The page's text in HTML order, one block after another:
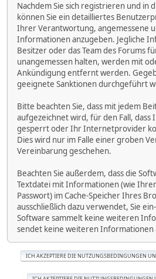
Nachdem Sie sich registrieren und in
können Sie ein detailliertes
Ihrer Verantwortung, angemessene
Informationen anzugeben. Jegliche
Besitzer oder das Team des Forums
unangemessen halten, werden mit
Ankündigung entfernt werden.
geeignete Sanktionen durchgeführt
Bitte beachten Sie, dass mit jedem
aufgezeichnet wird, für den Fall,
gesperrt oder Ihr Internetprovider
Dies wird nur im Falle einer groben
Vereinbarung geschehen.
Beachten Sie außerdem, dass die
Textdatei mit Informationen (wie
Passwort) im Cache-Speicher Ihres
ausschließlich dazu verwendet, Sie
Software sammelt keine weiteren
sendet keine weiteren Informationen